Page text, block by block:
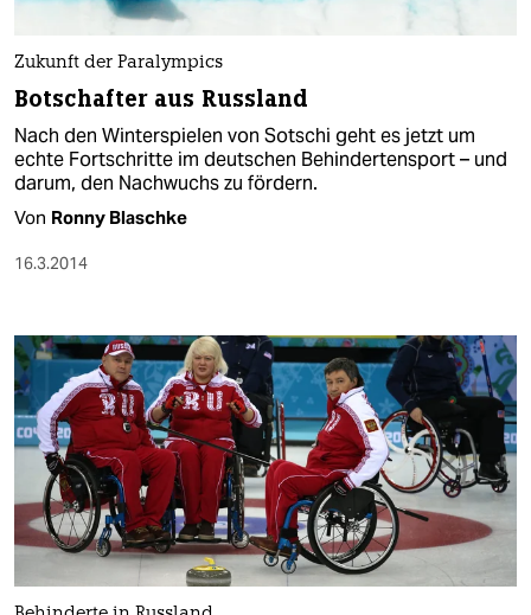
Zukunft der Paralympics
Botschafter aus Russland
Nach den Winterspielen von Sotschi geht es jetzt um
echte Fortschritte im deutschen Behindertensport – und
darum, den Nachwuchs zu fördern.
Von Ronny Blaschke
16.3.2014